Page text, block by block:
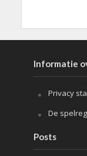
Informatie
Privacy
De
Posts